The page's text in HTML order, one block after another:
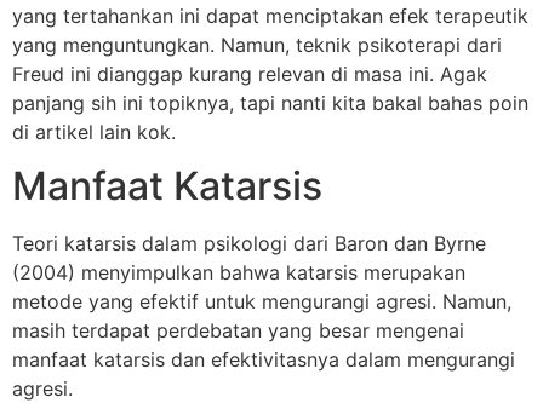
yang tertahankan ini dapat menciptakan efek terapeutik
yang menguntungkan. Namun, teknik psikoterapi dari
Freud ini dianggap kurang relevan di masa ini. Agak
panjang sih ini topiknya, tapi nanti kita bakal bahas poin
di artikel lain kok.
Manfaat Katarsis
Teori katarsis dalam psikologi dari Baron dan Byrne
(2004) menyimpulkan bahwa katarsis merupakan
metode yang efektif untuk mengurangi agresi. Namun,
masih terdapat perdebatan yang besar mengenai
manfaat katarsis dan efektivitasnya dalam mengurangi
agresi.